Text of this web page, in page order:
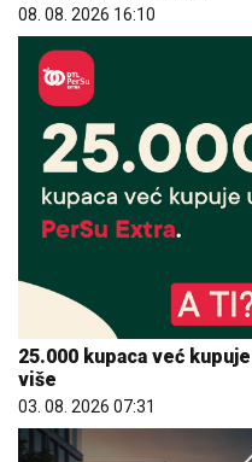
08. 08. 2026 16:10
25.000 kupaca već
više
03. 08. 2026 07:31